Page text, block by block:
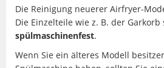
Die Reinigung neuerer Airfryer-
Die Einzelteile wie z. B. der Garkorb
spülmaschinenfest.
Wenn Sie ein älteres Modell